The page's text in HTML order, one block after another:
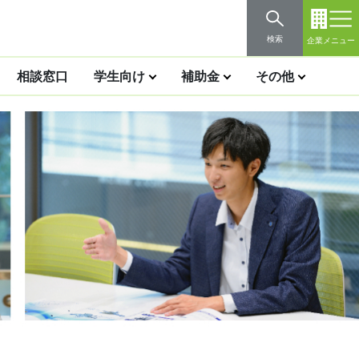
検索 企業メニュー
相談窓口 学生向け 補助金 その他